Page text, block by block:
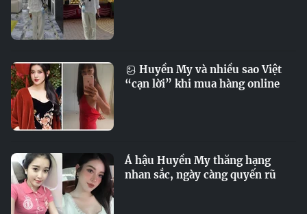
Huyền My và nhiều sao Việt
“cạn lời” khi mua hàng online
Á hậu Huyền My thăng hạng
nhan sắc, ngày càng quyến rũ